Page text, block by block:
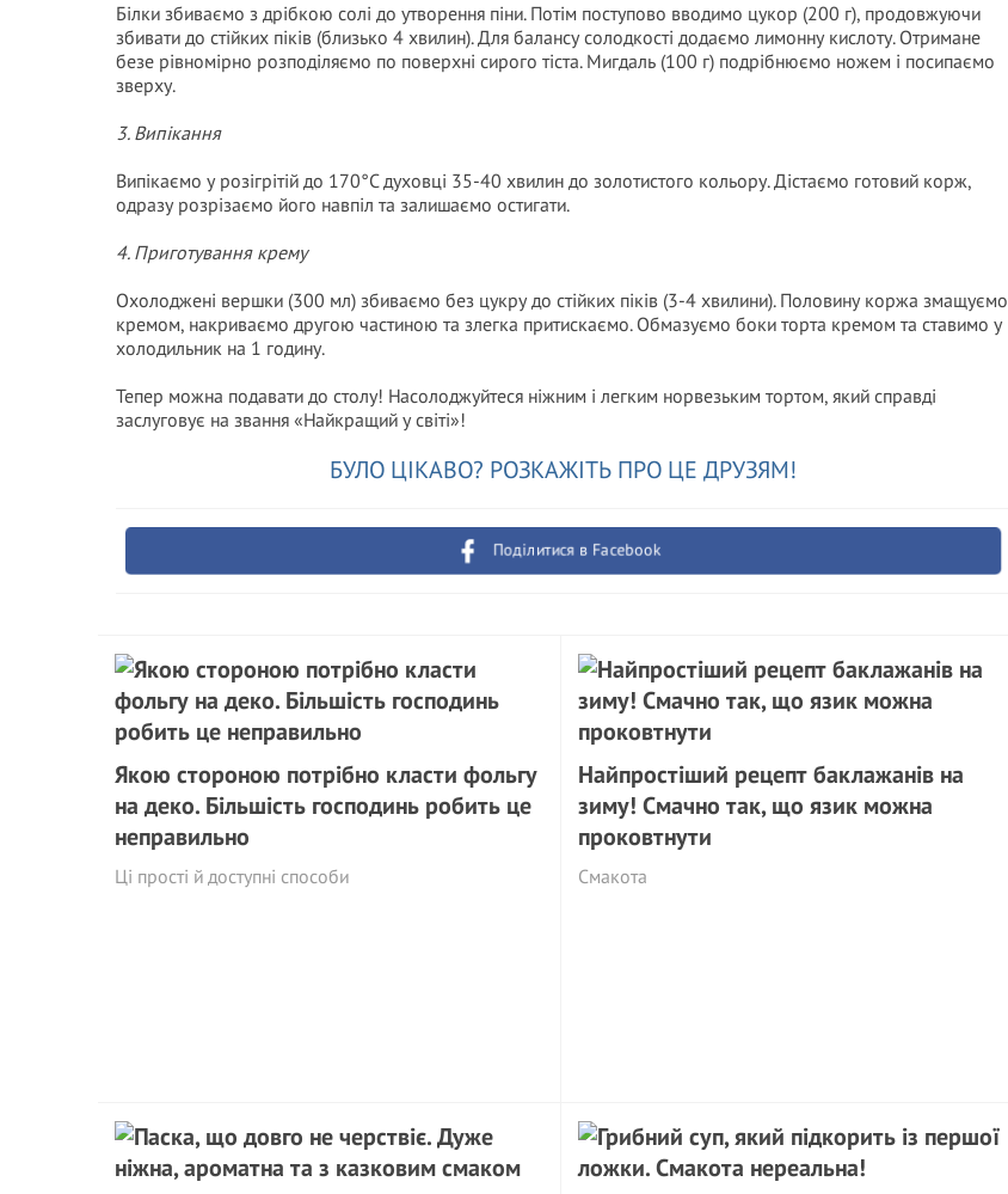
Білки збиваємо з дрібкою солі до утворення піни. Потім поступово вводимо цукор (200 г), продовжуючи
збивати до стійких піків (близько 4 хвилин). Для балансу солодкості додаємо лимонну кислоту. Отримане
безе рівномірно розподіляємо по поверхні сирого тіста. Мигдаль (100 г) подрібнюємо ножем і посипаємо
зверху.
3. Випікання
Випікаємо у розігрітій до 170°C духовці 35-40 хвилин до золотистого кольору. Дістаємо готовий корж,
одразу розрізаємо його навпіл та залишаємо остигати.
4. Приготування крему
Охолоджені вершки (300 мл) збиваємо без цукру до стійких піків (3-4 хвилини). Половину коржа змащуємо
кремом, накриваємо другою частиною та злегка притискаємо. Обмазуємо боки торта кремом та ставимо у
холодильник на 1 годину.
Тепер можна подавати до столу! Насолоджуйтеся ніжним і легким норвезьким тортом, який справді
заслуговує на звання «Найкращий у світі»!
БУЛО ЦІКАВО? РОЗКАЖІТЬ ПРО ЦЕ ДРУЗЯМ!
Поділитися в Facebook
Якою стороною потрібно класти фольгу
на деко. Більшість господинь робить це
неправильно
Ці прості й доступні способи
Найпростіший рецепт баклажанів на
зиму! Смачно так, що язик можна
проковтнути
Смакота